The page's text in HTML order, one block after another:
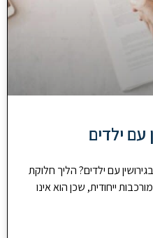
עם ילדים
עם ילדים? הליך חלוקת
ייחודית, שכן הוא אינו